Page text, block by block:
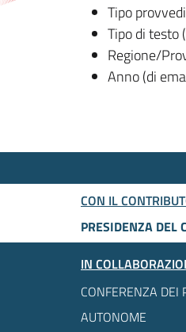
Tipo
Tipo di testo
Regione/
Anno (di
CON IL
PRESIDENZA DEL
IN
CONFERENZA DEI
AUTONOME